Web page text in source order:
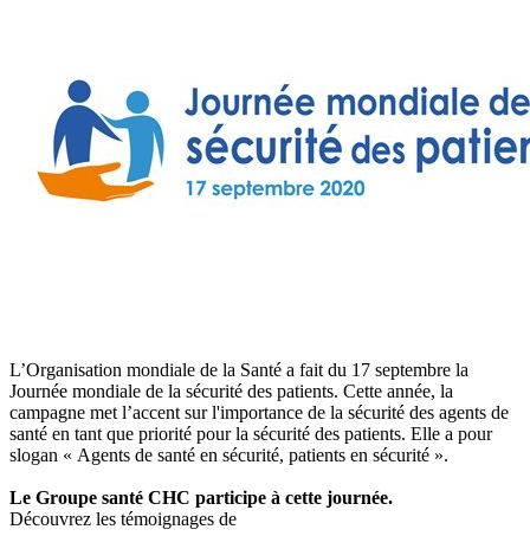
L’Organisation mondiale de la Santé a fait du 17 septembre la
Journée mondiale de la sécurité des patients. Cette année, la
campagne met l’accent sur l'importance de la sécurité des agents de
santé en tant que priorité pour la sécurité des patients. Elle a pour
slogan « Agents de santé en sécurité, patients en sécurité ».
Le Groupe santé CHC participe à cette journée.
Découvrez les témoignages de